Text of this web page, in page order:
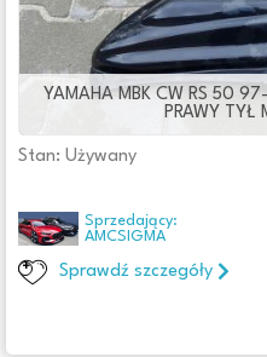
YAMAHA MBK CW RS 50
PRAWY TYŁ
Stan: Używany
Sprzedający:
AMCSIGMA
Sprawdź szczegóły